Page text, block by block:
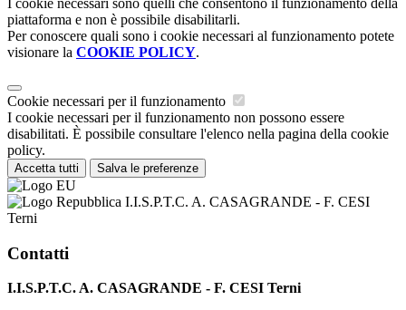
I cookie necessari sono quelli che consentono il funzionamento della
piattaforma e non è possibile disabilitarli.
Per conoscere quali sono i cookie necessari al funzionamento potete
visionare la COOKIE POLICY.
Cookie necessari per il funzionamento
I cookie necessari per il funzionamento non possono essere
disabilitati. È possibile consultare l'elenco nella pagina della cookie
policy.
Accetta tutti Salva le preferenze
I.I.S.P.T.C. A. CASAGRANDE - F. CESI
Terni
Contatti
I.I.S.P.T.C. A. CASAGRANDE - F. CESI Terni